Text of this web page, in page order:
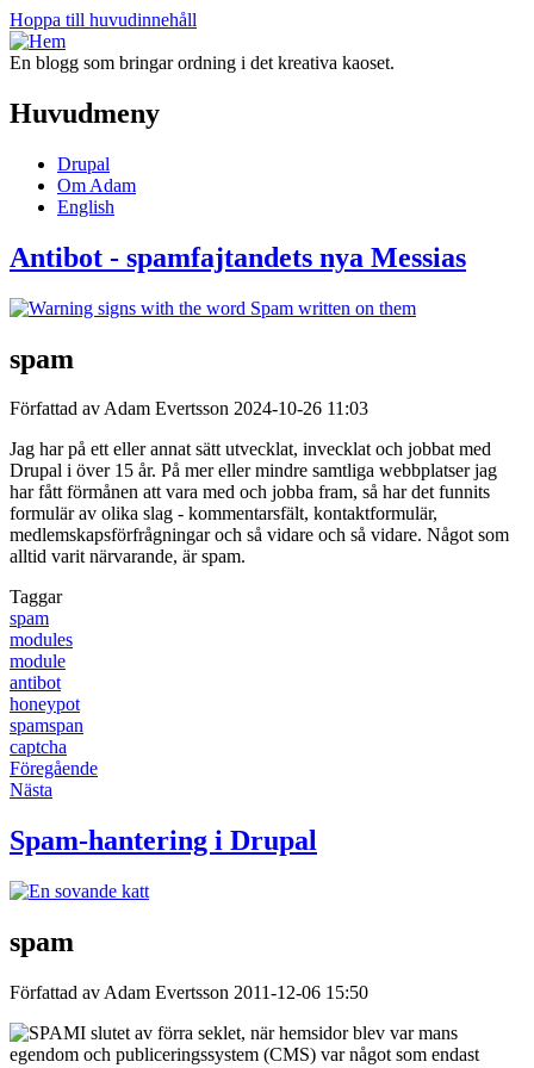
Hoppa till huvudinnehåll
En blogg som bringar ordning i det kreativa kaoset.
Huvudmeny
Drupal
Om Adam
English
Antibot - spamfajtandets nya Messias
spam
Författad av Adam Evertsson 2024-10-26 11:03
Jag har på ett eller annat sätt utvecklat, invecklat och jobbat med
Drupal i över 15 år. På mer eller mindre samtliga webbplatser jag
har fått förmånen att vara med och jobba fram, så har det funnits
formulär av olika slag - kommentarsfält, kontaktformulär,
medlemskapsförfrågningar och så vidare och så vidare. Något som
alltid varit närvarande, är spam.
Taggar
spam
modules
module
antibot
honeypot
spamspan
captcha
Föregående
Nästa
Spam-hantering i Drupal
spam
Författad av Adam Evertsson 2011-12-06 15:50
I slutet av förra seklet, när hemsidor blev var mans
egendom och publiceringssystem (CMS) var något som endast